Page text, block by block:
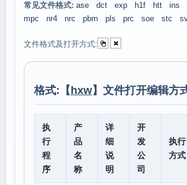
常见文件格式: ase dct exp h1f htt ins
mpc
nr4 nrc pbm pls prc soe stc
文件格式及打开方式:
格式:【 hxw】文件打开编辑方
执
行
程
序
产
品
名
称
详
细
说
明
开
发
公
司
执行
方式